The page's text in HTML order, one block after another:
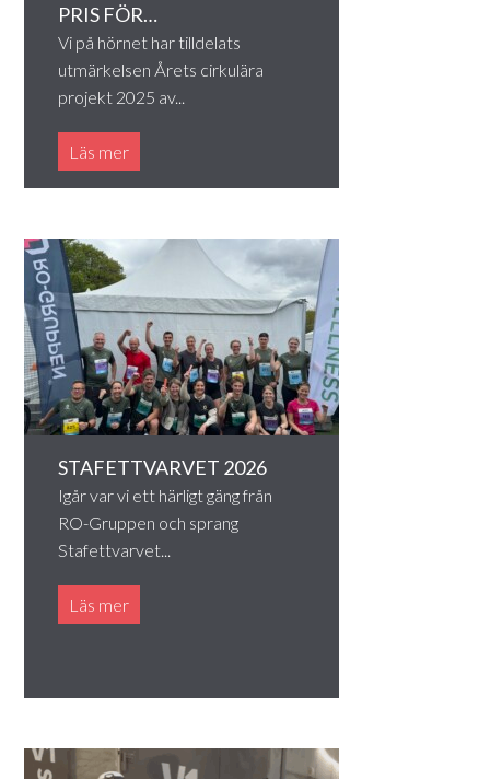
PRIS FÖR…
Vi på hörnet har tilldelats
utmärkelsen Årets cirkulära
projekt 2025 av...
Läs mer
STAFETTVARVET 2026
Igår var vi ett härligt gäng från
RO-Gruppen och sprang
Stafettvarvet...
Läs mer